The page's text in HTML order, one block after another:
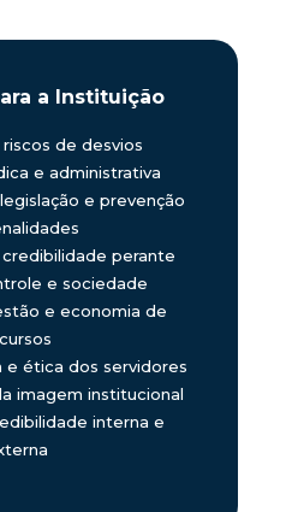
a Instituição
de desvios
e administrativa
e prevenção
perante
e sociedade
e economia de
e ética dos servidores
imagem institucional
interna e